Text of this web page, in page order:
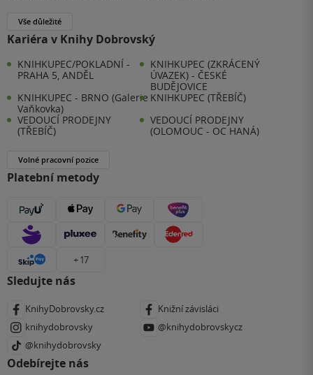
Vše důležité
Kariéra v Knihy Dobrovský
KNIHKUPEC/POKLADNÍ -
PRAHA 5, ANDĚL
KNIHKUPEC (ZKRÁCENÝ
ÚVAZEK) - ČESKÉ
BUDĚJOVICE
KNIHKUPEC - BRNO (Galerie
Vaňkovka)
KNIHKUPEC (TŘEBÍČ)
VEDOUCÍ PRODEJNY
(TŘEBÍČ)
VEDOUCÍ PRODEJNY
(OLOMOUC - OC HANÁ)
Volné pracovní pozice
Platební metody
+ 17
Sledujte nás
KnihyDobrovsky.cz
Knižní závisláci
knihydobrovsky
@knihydobrovskycz
@knihydobrovsky
Odebírejte nás